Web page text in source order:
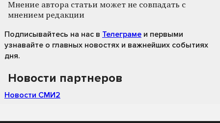
Мнение автора статьи может не совпадать с
мнением редакции
Подписывайтесь на нас в Телеграме и первыми
узнавайте о главных новостях и важнейших событиях
дня.
Новости партнеров
Новости СМИ2